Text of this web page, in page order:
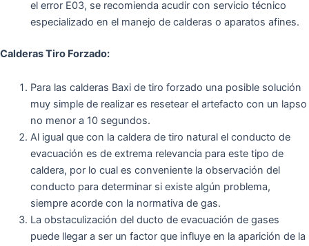
el error E03, se recomienda acudir con servicio técnico
especializado en el manejo de calderas o aparatos afines.
Calderas Tiro Forzado:
Para las calderas Baxi de tiro forzado una posible solución
muy simple de realizar es resetear el artefacto con un lapso
no menor a 10 segundos.
Al igual que con la caldera de tiro natural el conducto de
evacuación es de extrema relevancia para este tipo de
caldera, por lo cual es conveniente la observación del
conducto para determinar si existe algún problema,
siempre acorde con la normativa de gas.
La obstaculización del ducto de evacuación de gases
puede llegar a ser un factor que influye en la aparición de la